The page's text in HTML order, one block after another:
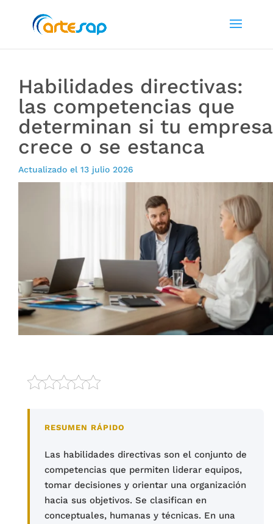
Habilidades directivas:
las competencias que
determinan si tu empresa
crece o se estanca
Actualizado el 13 julio 2026
RESUMEN RÁPIDO
Las habilidades directivas son el conjunto de
competencias que permiten liderar equipos,
tomar decisiones y orientar una organización
hacia sus objetivos. Se clasifican en
conceptuales, humanas y técnicas. En una